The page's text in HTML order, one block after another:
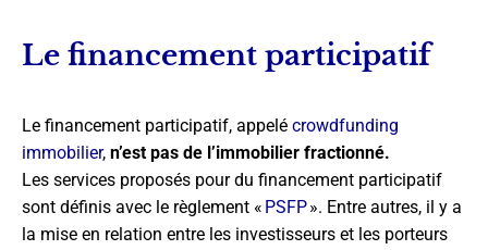
Le financement participatif
Le financement participatif, appelé crowdfunding
immobilier, n’est pas de l’immobilier fractionné.
Les services proposés pour du financement participatif
sont définis avec le règlement « PSFP». Entre autres, il y a
la mise en relation entre les investisseurs et les porteurs